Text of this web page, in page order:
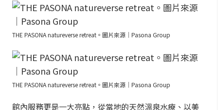
THE PASONA natureverse retreat。圖片來源｜Pasona Group
THE PASONA natureverse retreat。圖片來源｜Pasona Group
館內服務更是一大亮點，從當地的天然溫泉水療、以美